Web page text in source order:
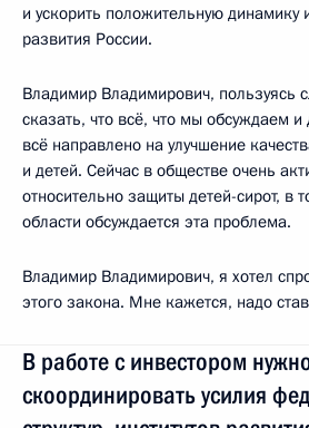
и ускорить положительную динамику
развития России.
Владимир Владимирович, пользуясь
сказать, что всё, что мы обсуждаем
всё направлено на улучшение
и детей. Сейчас в обществе очень
относительно защиты детей-сирот, в
области обсуждается эта проблема.
Владимир Владимирович, я хотел
этого закона. Мне кажется, надо
В работе с инвестором
скоординировать усилия